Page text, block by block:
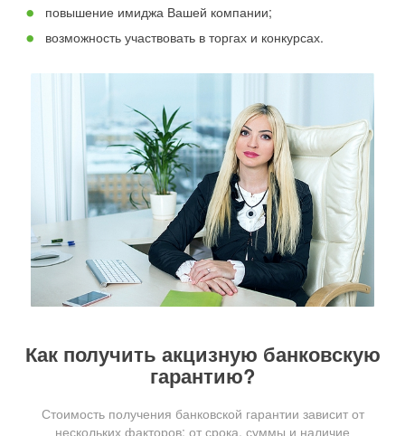
повышение имиджа Вашей компании;
возможность участвовать в торгах и конкурсах.
Как получить акцизную банковскую
гарантию?
Стоимость получения банковской гарантии зависит от
нескольких факторов: от срока, суммы и наличие